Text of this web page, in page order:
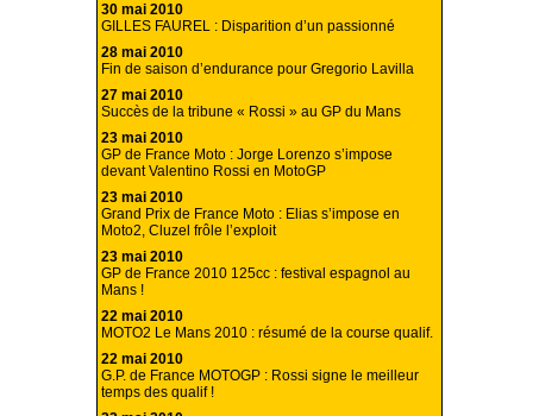
30 mai 2010
GILLES FAUREL : Disparition d’un passionné
28 mai 2010
Fin de saison d’endurance pour Gregorio Lavilla
27 mai 2010
Succès de la tribune « Rossi » au GP du Mans
23 mai 2010
GP de France Moto : Jorge Lorenzo s’impose
devant Valentino Rossi en MotoGP
23 mai 2010
Grand Prix de France Moto : Elias s’impose en
Moto2, Cluzel frôle l’exploit
23 mai 2010
GP de France 2010 125cc : festival espagnol au
Mans !
22 mai 2010
MOTO2 Le Mans 2010 : résumé de la course qualif.
22 mai 2010
G.P. de France MOTOGP : Rossi signe le meilleur
temps des qualif !